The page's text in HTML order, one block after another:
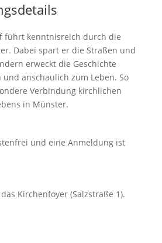
führt kenntnisreich durch die
Dabei spart er die Straßen und
erweckt die Geschichte
anschaulich zum Leben. So
Verbindung kirchlichen
in Münster.
und eine Anmeldung ist
Kirchenfoyer (Salzstraße 1).